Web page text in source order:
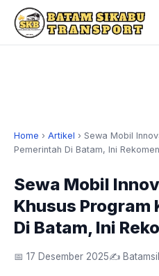
Home › Artikel › Sewa Mobil
Pemerintah Di Batam, Ini
Sewa Mobil
Khusus Program
Di Batam, Ini
📅 17 Desember 2025✍️